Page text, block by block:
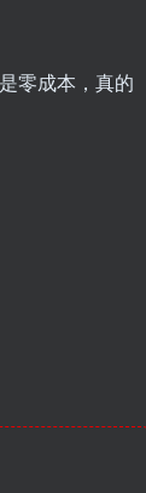
零成本，真的